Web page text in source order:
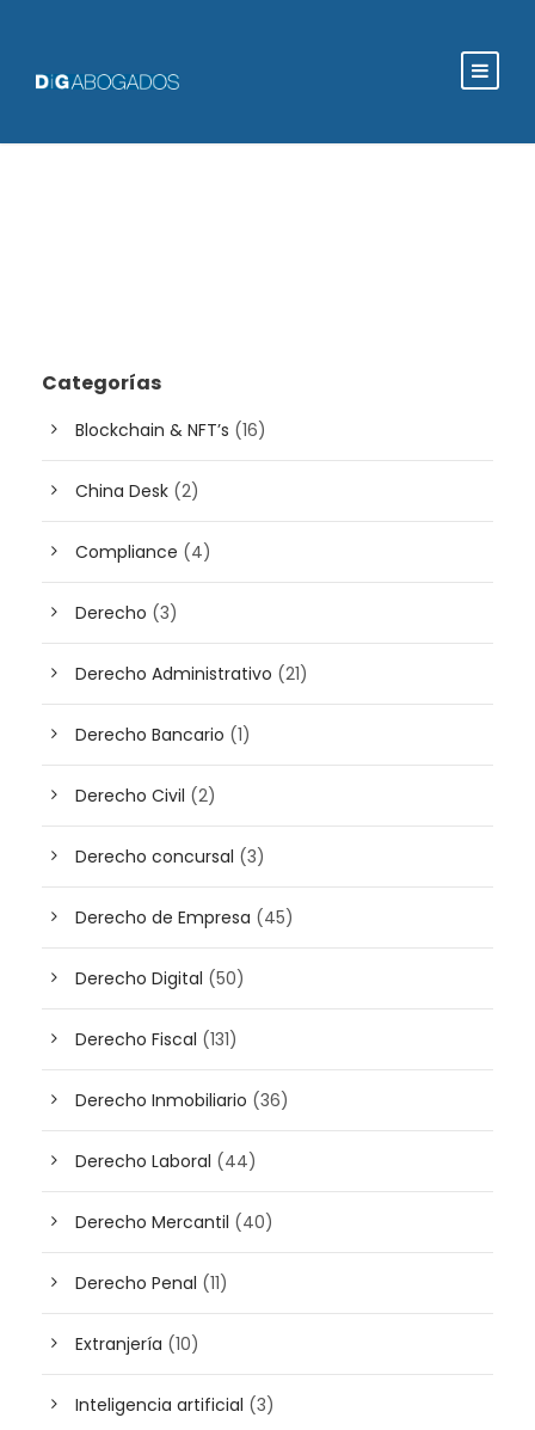
Categorías
Blockchain & NFT’s (16)
China Desk (2)
Compliance (4)
Derecho (3)
Derecho Administrativo (21)
Derecho Bancario (1)
Derecho Civil (2)
Derecho concursal (3)
Derecho de Empresa (45)
Derecho Digital (50)
Derecho Fiscal (131)
Derecho Inmobiliario (36)
Derecho Laboral (44)
Derecho Mercantil (40)
Derecho Penal (11)
Extranjería (10)
Inteligencia artificial (3)